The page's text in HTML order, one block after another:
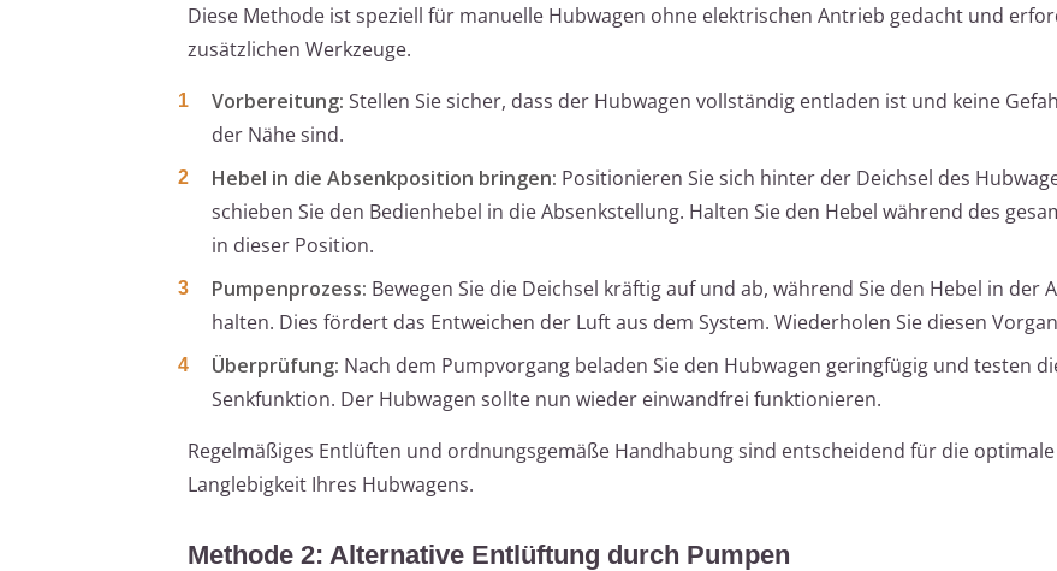
Diese Methode ist speziell für manuelle Hubwagen ohne elektrischen Antrieb gedacht und
zusätzlichen Werkzeuge.
Vorbereitung: Stellen Sie sicher, dass der Hubwagen vollständig entladen ist und keine
der Nähe sind.
Hebel in die Absenkposition bringen: Positionieren Sie sich hinter der Deichsel des
schieben Sie den Bedienhebel in die Absenkstellung. Halten Sie den Hebel während des
in dieser Position.
Pumpenprozess: Bewegen Sie die Deichsel kräftig auf und ab, während Sie den Hebel in der
halten. Dies fördert das Entweichen der Luft aus dem System. Wiederholen Sie diesen
Überprüfung: Nach dem Pumpvorgang beladen Sie den Hubwagen geringfügig und testen
Senkfunktion. Der Hubwagen sollte nun wieder einwandfrei funktionieren.
Regelmäßiges Entlüften und ordnungsgemäße Handhabung sind entscheidend für die
Langlebigkeit Ihres Hubwagens.
Methode 2: Alternative Entlüftung durch Pumpen